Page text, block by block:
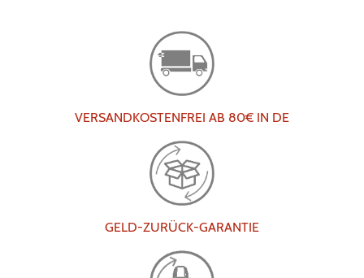
VERSANDKOSTENFREI AB 80€ IN DE
GELD-ZURÜCK-GARANTIE